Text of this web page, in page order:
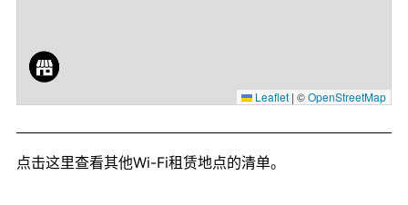
Leaflet | ©OpenStreetMap
点击这里查看其他Wi-Fi租赁地点的清单。